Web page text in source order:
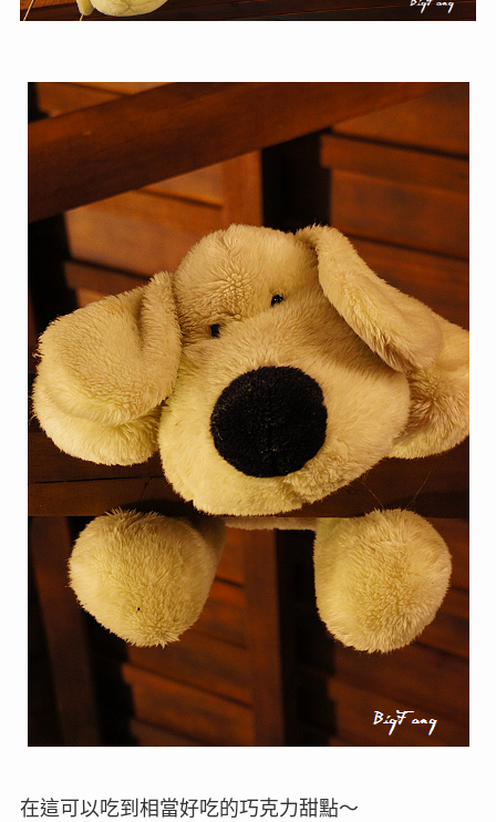
在這可以吃到相當好吃的巧克力甜點～